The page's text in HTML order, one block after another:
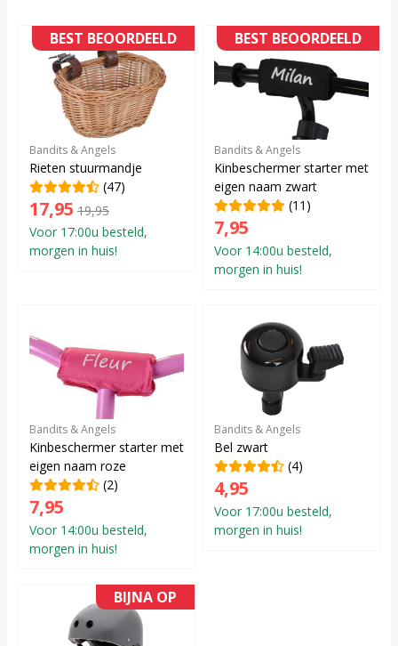
BEST BEOORDEELD
Bandits & Angels
Rieten stuurmandje
(47)
17,95 19,95
Voor 17:00u besteld,
morgen in huis!
BEST BEOORDEELD
Bandits & Angels
Kinbeschermer starter met
eigen naam zwart
(11)
7,95
Voor 14:00u besteld,
morgen in huis!
Bandits & Angels
Kinbeschermer starter met
eigen naam roze
(2)
7,95
Voor 14:00u besteld,
morgen in huis!
Bandits & Angels
Bel zwart
(4)
4,95
Voor 17:00u besteld,
morgen in huis!
BIJNA OP